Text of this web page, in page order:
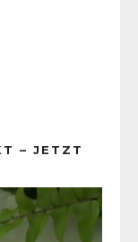
– JETZT